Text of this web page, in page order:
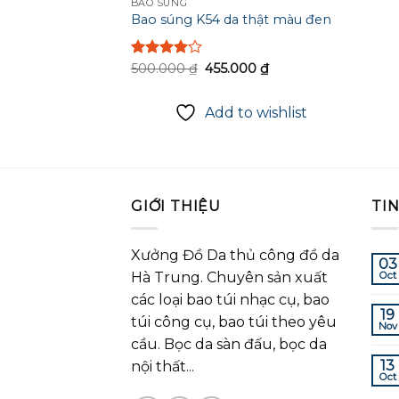
BAO SÚNG
Bao súng K54 da thật màu đen
Rated
500.000₫ Original
500.000 ₫.
455.000₫Current
455.000 ₫.
Add to wishlist
GIỚI THIỆU
Xưởng Đồ Da thủ công đồ da
Hà Trung. Chuyên sản xuất
các loại bao túi nhạc cụ, bao
túi công cụ, bao túi theo yêu
cầu. Bọc da sàn đấu, bọc da
nội thất...
03
Oct
19
Nov
13
Oct